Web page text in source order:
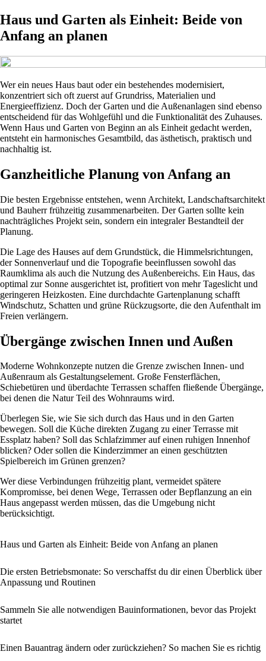
Haus und Garten als Einheit: Beide von
Anfang an planen
Wer ein neues Haus baut oder ein bestehendes modernisiert,
konzentriert sich oft zuerst auf Grundriss, Materialien und
Energieeffizienz. Doch der Garten und die Außenanlagen sind ebenso
entscheidend für das Wohlgefühl und die Funktionalität des Zuhauses.
Wenn Haus und Garten von Beginn an als Einheit gedacht werden,
entsteht ein harmonisches Gesamtbild, das ästhetisch, praktisch und
nachhaltig ist.
Ganzheitliche Planung von Anfang an
Die besten Ergebnisse entstehen, wenn Architekt, Landschaftsarchitekt
und Bauherr frühzeitig zusammenarbeiten. Der Garten sollte kein
nachträgliches Projekt sein, sondern ein integraler Bestandteil der
Planung.
Die Lage des Hauses auf dem Grundstück, die Himmelsrichtungen,
der Sonnenverlauf und die Topografie beeinflussen sowohl das
Raumklima als auch die Nutzung des Außenbereichs. Ein Haus, das
optimal zur Sonne ausgerichtet ist, profitiert von mehr Tageslicht und
geringeren Heizkosten. Eine durchdachte Gartenplanung schafft
Windschutz, Schatten und grüne Rückzugsorte, die den Aufenthalt im
Freien verlängern.
Übergänge zwischen Innen und Außen
Moderne Wohnkonzepte nutzen die Grenze zwischen Innen- und
Außenraum als Gestaltungselement. Große Fensterflächen,
Schiebetüren und überdachte Terrassen schaffen fließende Übergänge,
bei denen die Natur Teil des Wohnraums wird.
Überlegen Sie, wie Sie sich durch das Haus und in den Garten
bewegen. Soll die Küche direkten Zugang zu einer Terrasse mit
Essplatz haben? Soll das Schlafzimmer auf einen ruhigen Innenhof
blicken? Oder sollen die Kinderzimmer an einen geschützten
Spielbereich im Grünen grenzen?
Wer diese Verbindungen frühzeitig plant, vermeidet spätere
Kompromisse, bei denen Wege, Terrassen oder Bepflanzung an ein
Haus angepasst werden müssen, das die Umgebung nicht
berücksichtigt.
Haus und Garten als Einheit: Beide von Anfang an planen
Die ersten Betriebsmonate: So verschaffst du dir einen Überblick über
Anpassung und Routinen
Sammeln Sie alle notwendigen Bauinformationen, bevor das Projekt
startet
Einen Bauantrag ändern oder zurückziehen? So machen Sie es richtig